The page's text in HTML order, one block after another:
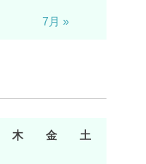
7月 »
木 金 土